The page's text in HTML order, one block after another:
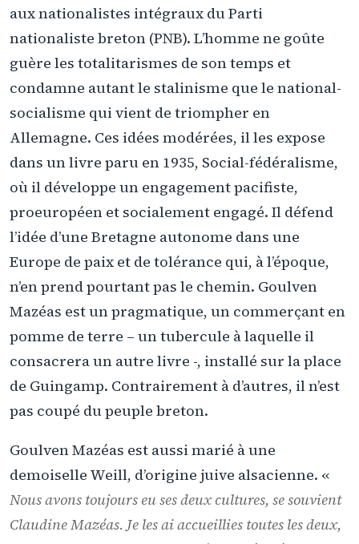
aux nationalistes intégraux du Parti
nationaliste breton (PNB). L’homme ne goûte
guère les totalitarismes de son temps et
condamne autant le stalinisme que le national-
socialisme qui vient de triompher en
Allemagne. Ces idées modérées, il les expose
dans un livre paru en 1935, Social-fédéralisme,
où il développe un engagement pacifiste,
proeuropéen et socialement engagé. Il défend
l’idée d’une Bretagne autonome dans une
Europe de paix et de tolérance qui, à l’époque,
n’en prend pourtant pas le chemin. Goulven
Mazéas est un pragmatique, un commerçant en
pomme de terre – un tubercule à laquelle il
consacrera un autre livre -, installé sur la place
de Guingamp. Contrairement à d’autres, il n’est
pas coupé du peuple breton.
Goulven Mazéas est aussi marié à une
demoiselle Weill, d’origine juive alsacienne. «
Nous avons toujours eu ses deux cultures, se souvient
Claudine Mazéas. Je les ai accueillies toutes les deux,